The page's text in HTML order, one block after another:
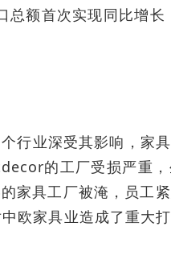
额首次实现同比增长
行业深受其影响，家具
的工厂受损严重
家具工厂被淹，员工
欧家具业造成了重大